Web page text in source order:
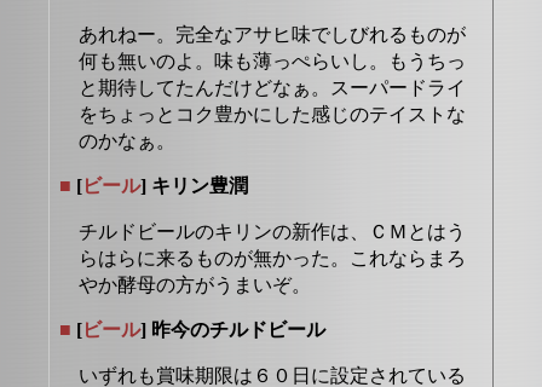
あれねー。完全なアサヒ味でしびれるものが
何も無いのよ。味も薄っぺらいし。もうちっ
と期待してたんだけどなぁ。スーパードライ
をちょっとコク豊かにした感じのテイストな
のかなぁ。
■ [ビール] キリン豊潤
チルドビールのキリンの新作は、ＣＭとはう
らはらに来るものが無かった。これならまろ
やか酵母の方がうまいぞ。
■ [ビール] 昨今のチルドビール
いずれも賞味期限は６０日に設定されている